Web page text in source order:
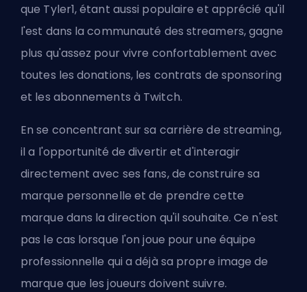
que Tyler1, étant aussi populaire et apprécié qu'il
l'est dans la communauté des streamers, gagne
plus qu'assez pour vivre confortablement avec
toutes les donations, les contrats de sponsoring
et les abonnements à Twitch.
En se concentrant sur sa carrière de streaming,
il a l'opportunité de divertir et d'interagir
directement avec ses fans, de construire sa
marque personnelle et de prendre cette
marque dans la direction qu'il souhaite. Ce n'est
pas le cas lorsque l'on joue pour une équipe
professionnelle qui a déjà sa propre image de
marque que les joueurs doivent suivre.